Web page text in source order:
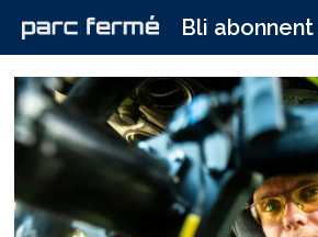
Bli abonnent